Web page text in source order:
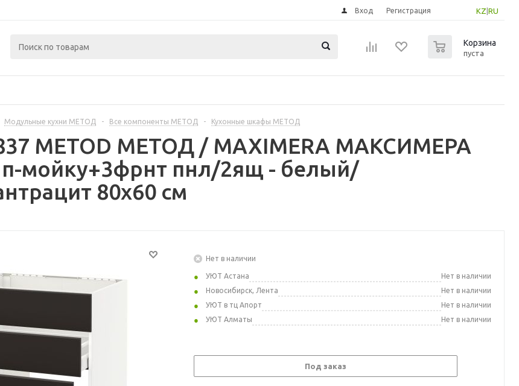
KZ RU
Вход Регистрация
Корзина
пуста
Модульные кухни МЕТОД - Все компоненты МЕТОД - Кухонные шкафы МЕТОД
METOD МЕТОД / MAXIMERA МАКСИМЕРА
мойку+3фрнт пнл/2ящ - белый/
80x60 см
Нет в наличии
УЮТ Астана
Нет в наличии
Новосибирск, Лента
Нет в наличии
УЮТ в тц Апорт
Нет в наличии
УЮТ Алматы
Нет в наличии
Под заказ